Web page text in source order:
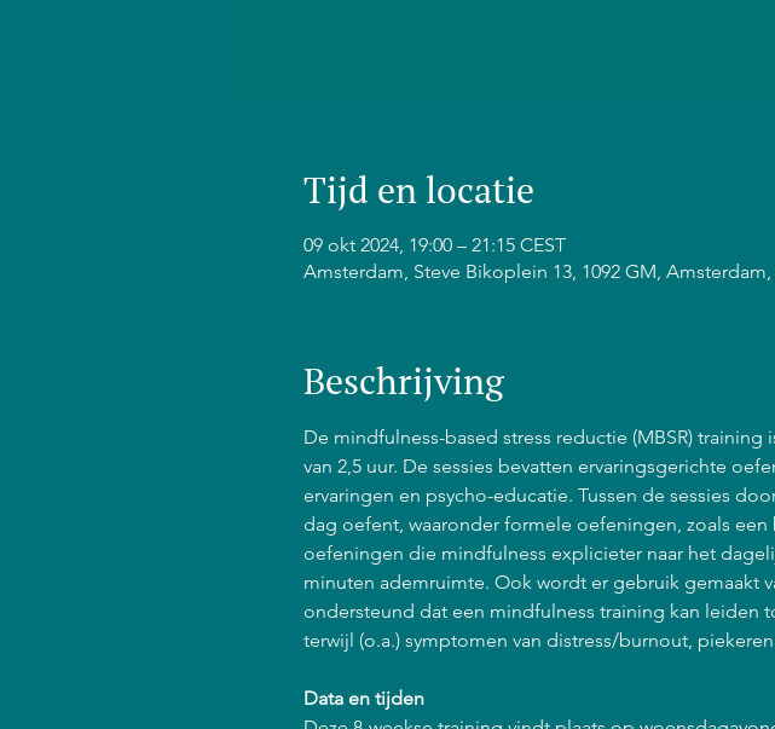
Tijd en locatie
09 okt 2024, 19:00 – 21:15 CEST
Amsterdam, Steve Bikoplein 13, 1092 GM,
Beschrijving
De mindfulness-based stress reductie (MBSR)
van 2,5 uur. De sessies bevatten ervaringsgerichte
ervaringen en psycho-educatie. Tussen de sessies
dag oefent, waaronder formele oefeningen, zoals
oefeningen die mindfulness explicieter naar het
minuten ademruimte. Ook wordt er gebruik gemaakt
ondersteund dat een mindfulness training kan leiden
terwijl (o.a.) symptomen van distress/burnout,
Data en tijden